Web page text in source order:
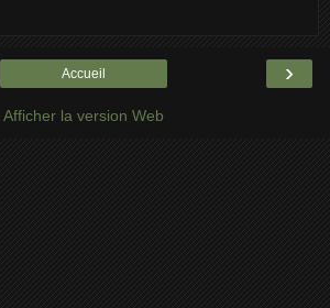
›
Accueil
Afficher la version Web